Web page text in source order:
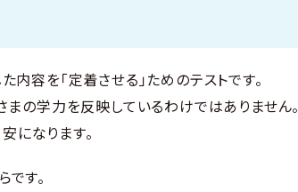
内容を「定着させる」ためのテストです。
まの学力を反映しているわけではありません。
になります。
す。